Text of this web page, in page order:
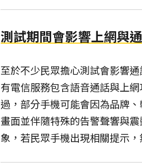
測試期間會影響上網與
至於不少民眾擔心測試會影響
有電信服務包含語音通話與上
過，部分手機可能會因為品牌
畫面並伴隨特殊的告警聲響與
象，若民眾手機出現相關提示，